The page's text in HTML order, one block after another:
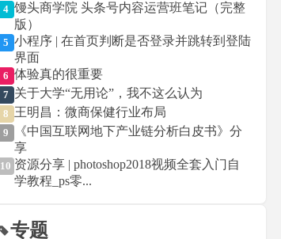
4 馒头商学院 头条号内容运营班笔记（完整
版）
5 小程序 | 在首页判断是否登录并跳转到登陆
界面
6 体验真的很重要
7 关于大学“无用论”，我不这么认为
8 王明昌：微商保健行业布局
9
《中国互联网地下产业链分析白皮书》分
享
10 资源分享 | photoshop2018视频全套入门自
学教程_ps零...
专题